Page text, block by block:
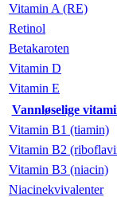
Vitamin A (RE)
Retinol
Betakaroten
Vitamin D
Vitamin E
Vannløselige
Vitamin B1 (tiamin)
Vitamin B2
Vitamin B3 (niacin)
Niacinekvivalenter